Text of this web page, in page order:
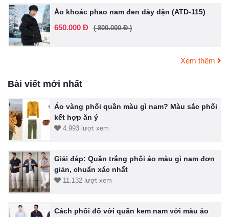
Áo khoác phao nam đen dày dặn (ATD-115)
650.000 Đ ( 800.000 Đ )
Xem thêm
Bài viết mới nhất
Áo vàng phối quần màu gì nam? Màu sắc phối
kết hợp ăn ý
4.993 lượt xem
Giải đáp: Quần trắng phối áo màu gì nam đơn
giản, chuẩn xác nhất
11.132 lượt xem
Cách phối đồ với quần kem nam với màu áo